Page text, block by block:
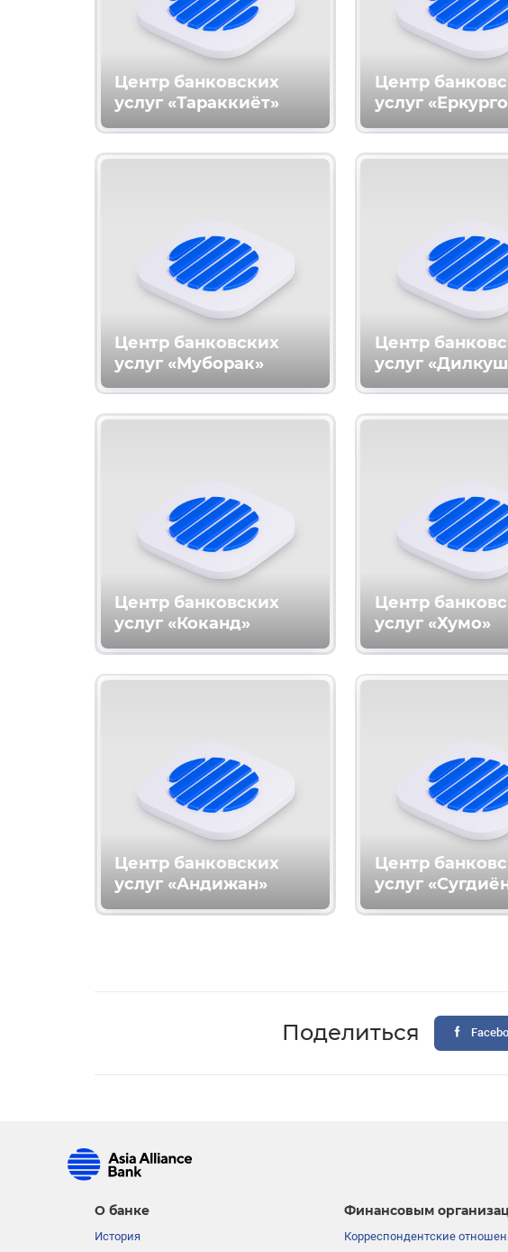
Центр банковских
услуг «Тараккиёт»
Центр
услуг
Центр банковских
услуг «Муборак»
Центр
услуг
Центр банковских
услуг «Коканд»
Центр
услуг «Хумо»
Центр банковских
услуг «Андижан»
Центр
услуг
Поделиться
О банке
История
Финансовым
Корреспондентские